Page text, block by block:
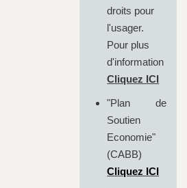
droits pour
l'usager.
Pour plus
d'information
Cliquez ICI
"Plan de
Soutien
Economie"
(CABB)
Cliquez ICI